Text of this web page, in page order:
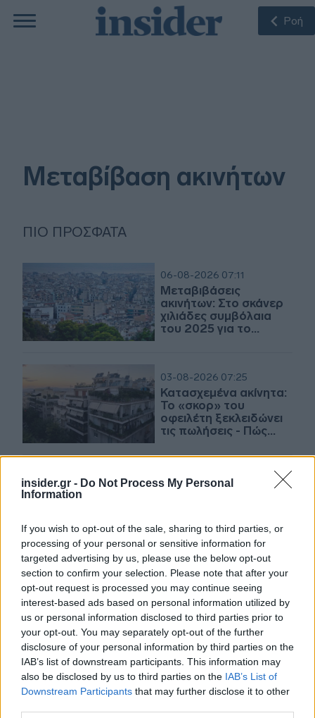
insider.gr - Do Not Process My Personal
Information
If you wish to opt-out of the sale, sharing to third parties, or
processing of your personal or sensitive information for
targeted advertising by us, please use the below opt-out
section to confirm your selection. Please note that after your
opt-out request is processed you may continue seeing
interest-based ads based on personal information utilized by
us or personal information disclosed to third parties prior to
your opt-out. You may separately opt-out of the further
disclosure of your personal information by third parties on the
IAB’s list of downstream participants. This information may
also be disclosed by us to third parties on the IAB’s List of
Downstream Participants that may further disclose it to other
Ροή
Μεταβίβαση ακινήτων
ΠΙΟ ΠΡΌΣΦΑΤΑ
06-08-2026 07:11
Μεταβιβάσεις
ακινήτων: Στο σκάνερ
χιλιάδες συμβόλαια
του 2025 για το
03-08-2026 07:25
Κατασχεμένα ακίνητα:
Το «σκορ» του
οφειλέτη ξεκλειδώνει
τις πωλήσεις - Πώς
30-07-2026 18:38
ακινήτων - Χωρίς
πλήρη εξόφληση της
οφειλής
26-06-2026 07:03
Φορολογική
ενημερότητα: Οι νέοι
κανόνες για οφειλέτες
- Τι αλλάζει σε
μεταβιβάσεις
ακινήτων,
συμψηφισμούς
23-06-2026 07:32
Μεταβιβάσεις
ακινήτων: Σε δυο